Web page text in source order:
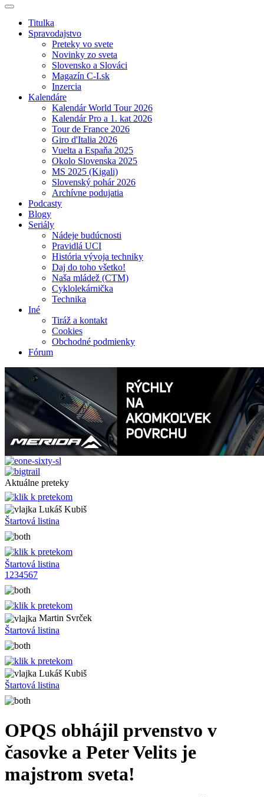
Titulka
Spravodajstvo
Preteky vo svete
Novinky zo sveta
Slovensko a Slováci
Magazín C-I.sk
Inzercia
Kalendáre
Kalendár World Tour 2026
Kalendár Pro a 1. kat 2026
Tour de France 2026
Giro d'Italia 2026
Vuelta a Espaňa 2025
Okolo Slovenska 2025
MS 2025 (Kigali)
Slovenský pohár 2026
Archívne podujatia
Podcasty
Blogy
Seriály
Nádeje budúcnosti
Pravidlá UCI
História vývoja techniky
Daj do toho všetko!
Naša mládež (CTM)
Cyklolekárnička
Technika
Iné
Tiráž a kontakt
Cookies
Obchodné podmienky
Fórum
Aktuálne preteky
Lukáš Kubiš
Štartová listina
Štartová listina
1 234567
Martin Svrček
Štartová listina
Lukáš Kubiš
Štartová listina
OPQS obhájil prvenstvo v
časovke a Peter Velits je
majstrom sveta!